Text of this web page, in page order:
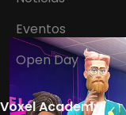
Eventos
Open Day
Voxel Academy